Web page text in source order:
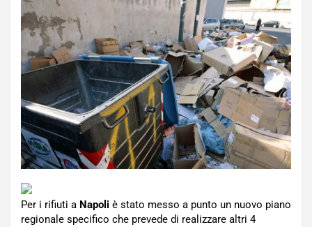
Per i rifiuti a Napoli è stato messo a punto un nuovo piano
regionale specifico che prevede di realizzare altri 4